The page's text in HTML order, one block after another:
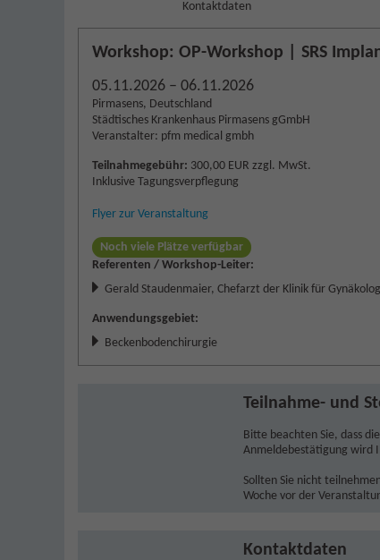
Kontaktdaten
Workshop: OP-Workshop | SRS
05.11.2026 – 06.11.2026
Pirmasens, Deutschland
Städtisches Krankenhaus Pirmasens gGmbH
Veranstalter: pfm medical gmbh
Teilnahmegebühr: 300,00 EUR zzgl. MwSt.
Inklusive Tagungsverpflegung
Flyer zur Veranstaltung
Noch viele Plätze verfügbar
Referenten / Workshop-Leiter:
Gerald Staudenmaier, Chefarzt der Klinik für
Anwendungsgebiet:
Beckenbodenchirurgie
Teilnahme- und
Bitte beachten Sie, dass
Anmeldebestätigung wird
Sollten Sie nicht
Woche vor der
Kontaktdaten